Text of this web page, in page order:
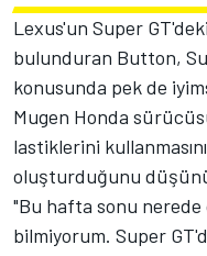
Lexus'un Super
bulunduran Button,
konusunda pek de
Mugen Honda
lastiklerini
oluşturduğunu
"Bu hafta sonu nerede
bilmiyorum. Super